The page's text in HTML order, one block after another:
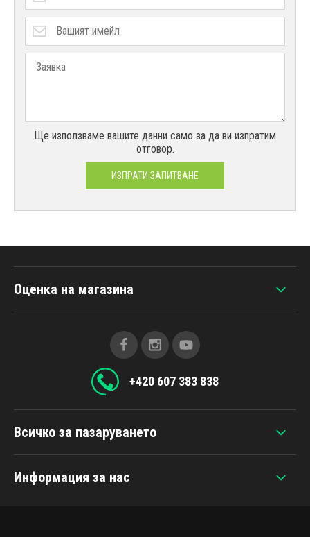
Ще използваме вашите данни само за да ви изпратим
отговор.
ИЗПРАТИ ЗАПИТВАНЕ
Всичко за пазаруването
Информация за нас
Оценка на магазина
+420 607 383 838